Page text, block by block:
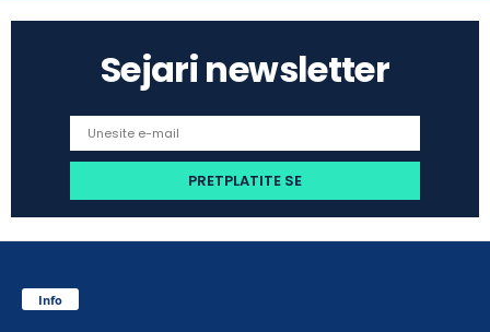
Sejari newsletter
Info